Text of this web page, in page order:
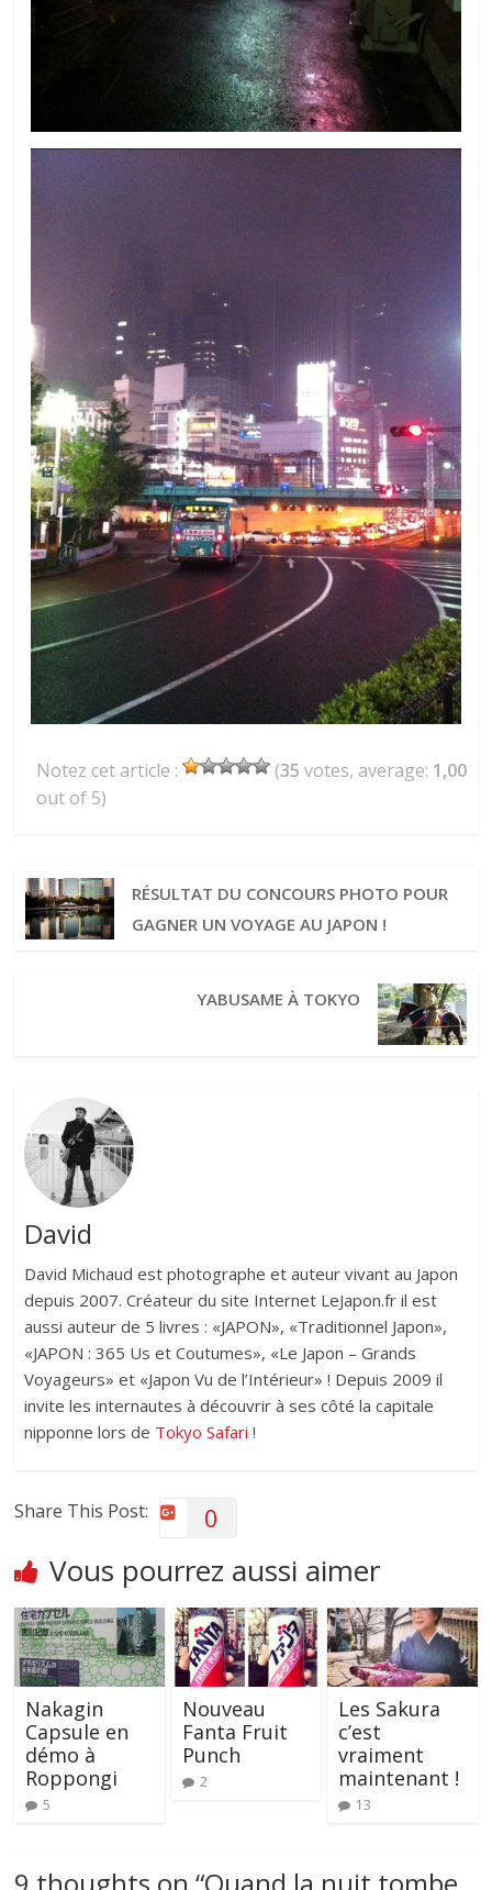
Notez cet article : (35 votes, average: 1,00
out of 5)
RÉSULTAT DU CONCOURS PHOTO POUR
GAGNER UN VOYAGE AU JAPON !
YABUSAME À TOKYO
David
David Michaud est photographe et auteur vivant au Japon
depuis 2007. Créateur du site Internet LeJapon.fr il est
aussi auteur de 5 livres : «JAPON», «Traditionnel Japon»,
«JAPON : 365 Us et Coutumes», «Le Japon – Grands
Voyageurs» et «Japon Vu de l’Intérieur» ! Depuis 2009 il
invite les internautes à découvrir à ses côté la capitale
nipponne lors de Tokyo Safari !
Share This Post: 0
Vous pourrez aussi aimer
Nakagin
Capsule en
démo à
Roppongi
5
Nouveau
Fanta Fruit
Punch
2
Les Sakura
c’est
vraiment
maintenant !
13